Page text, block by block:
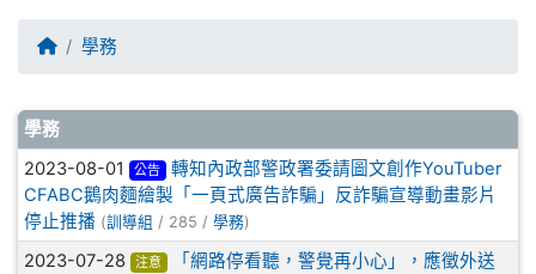
回首頁
學務
文章列表
學務
2023-08-01 公告
轉知內政部警政署委請圖文創作YouTuber
CFABC鵝肉麵繪製「一頁式廣告詐騙」反詐騙宣導動畫影片
停止推播 (訓導組 / 285 / 學務)
2023-07-28 注意
「網路停看聽，警覺再小心」，應徵外送